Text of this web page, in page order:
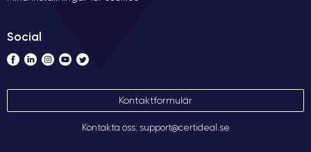
Social
Kontaktformulär
Kontakta oss: support@certideal.se